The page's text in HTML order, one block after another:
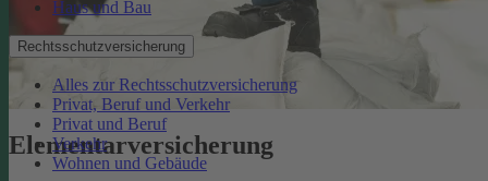
Haus und Bau
Rechtsschutzversicherung
Alles zur Rechtsschutzversicherung
Privat, Beruf und Verkehr
Privat und Beruf
Verkehr
Wohnen und Gebäude
Elementarversicherung